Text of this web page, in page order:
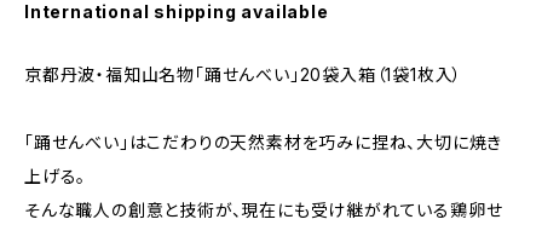
International shipping available
京都丹波・福知山名物「踊せんべい」20袋入箱（1袋1枚入）
「踊せんべい」はこだわりの天然素材を巧みに捏ね、大切に焼き
上げる。
そんな職人の創意と技術が、現在にも受け継がれている鶏卵せ